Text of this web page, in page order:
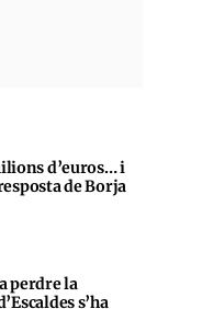
d’euros… i
de Borja
perdre la
s’ha